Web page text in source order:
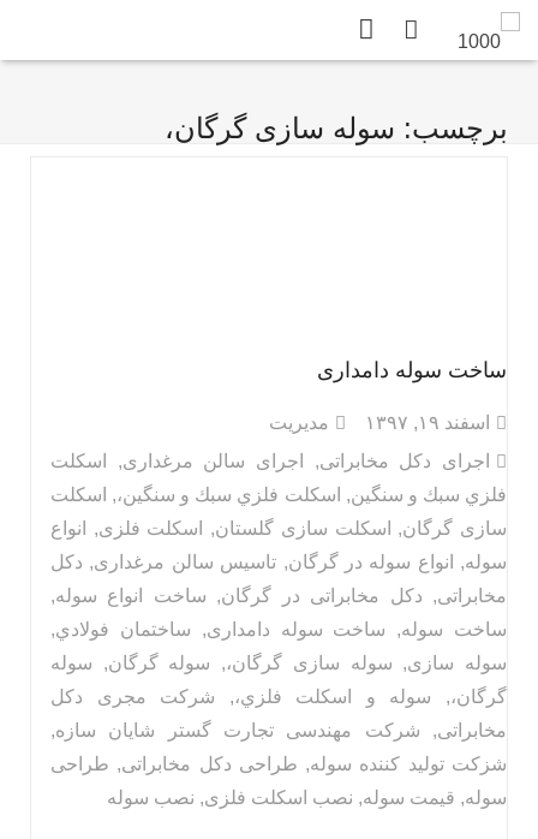
محصولات
گاتالوگ
برخی پروژه ها
en
ru
برچسب: سوله سازی گرگان،
ساخت سوله دامداری
اسفند ۱۹, ۱۳۹۷
مدیریت
اجرای دکل مخابراتی, اجرای سالن مرغداری,
اسكلت
فلزي سبك و سنگين, اسكلت فلزي سبك و سنگين،, اسکلت
سازی گرگان, اسکلت سازی گلستان, اسکلت فلزی,
انواع
سوله, انواع سوله در گرگان, تاسیس سالن مرغداری, دکل
مخابراتی, دکل مخابراتی در گرگان, ساخت انواع سوله,
ساخت سوله, ساخت سوله دامداری, ساختمان فولادي,
سوله سازی, سوله سازی گرگان،, سوله گرگان, سوله
گرگان،, سوله و اسكلت فلزي،, شرکت مجری دکل
مخابراتی, شرکت مهندسی تجارت گستر شایان سازه,
شزکت تولید کننده سوله, طراحی دکل مخابراتی, طراحی
سوله, قیمت سوله, نصب اسکلت فلزی, نصب سوله